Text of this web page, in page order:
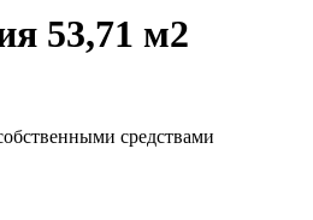
53,71 м2
средствами